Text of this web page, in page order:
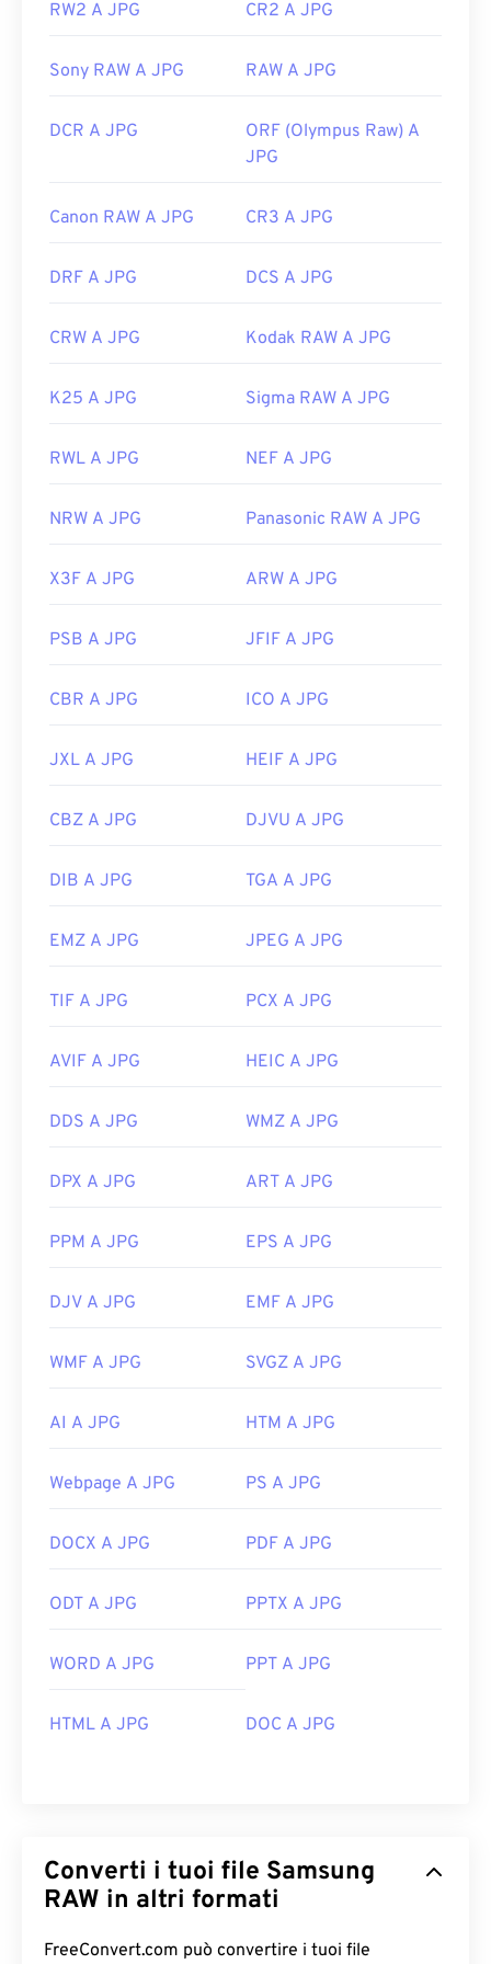
Strumenti JPG correlati:
colori dalle immagini
RW2 A JPG CR2 A JPG
Sony RAW A JPG RAW A JPG
DCR A JPG
ORF (Olympus Raw) A
JPG
Canon RAW A JPG CR3 A JPG
DRF A JPG DCS A JPG
CRW A JPG Kodak RAW A JPG
K25 A JPG Sigma RAW A JPG
RWL A JPG NEF A JPG
NRW A JPG Panasonic RAW A JPG
X3F A JPG ARW A JPG
PSB A JPG JFIF A JPG
CBR A JPG ICO A JPG
JXL A JPG HEIF A JPG
CBZ A JPG DJVU A JPG
DIB A JPG TGA A JPG
EMZ A JPG JPEG A JPG
TIF A JPG PCX A JPG
AVIF A JPG HEIC A JPG
DDS A JPG WMZ A JPG
DPX A JPG ART A JPG
PPM A JPG EPS A JPG
DJV A JPG EMF A JPG
WMF A JPG SVGZ A JPG
AI A JPG HTM A JPG
Webpage A JPG PS A JPG
DOCX A JPG PDF A JPG
ODT A JPG PPTX A JPG
WORD A JPG PPT A JPG
HTML A JPG DOC A JPG
Converti i tuoi file Samsung
RAW in altri formati
FreeConvert.com può convertire i tuoi file